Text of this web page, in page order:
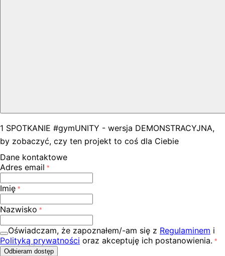
1 SPOTKANIE #gymUNITY - wersja DEMONSTRACYJNA,
by zobaczyć, czy ten projekt to coś dla Ciebie
Dane kontaktowe
Adres email
Imię
Nazwisko
Oświadczam, że zapoznałem/-am się z Regulaminem i
Polityką prywatności oraz akceptuję ich postanowienia.
Odbieram dostęp